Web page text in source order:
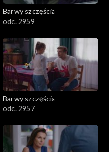
Barwy szczęścia
odc. 2959
Barwy szczęścia
odc. 2957